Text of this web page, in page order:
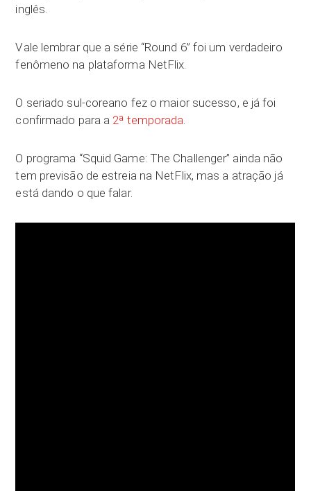
inglês.
Vale lembrar que a série “Round 6” foi um verdadeiro
fenômeno na plataforma NetFlix.
O seriado sul-coreano fez o maior sucesso, e já foi
confirmado para a 2ª temporada.
O programa “Squid Game: The Challenger” ainda não
tem previsão de estreia na NetFlix, mas a atração já
está dando o que falar.